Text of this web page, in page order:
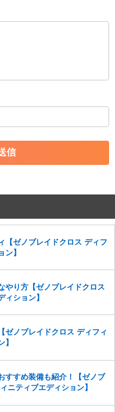
はコメント削除や書き込み制
こと
内容の投稿
投稿
投稿
。
ませんのでご注意くだ
の及ぶ内容の書き込みがあ
合もございますので、あら
【ゼノブレイドクロス ディフ
ン】
やり方【ゼノブレイドクロス
ィション】
ゼノブレイドクロス ディフィ
】
すすめ装備も紹介！【ゼノブ
ニティブエディション】